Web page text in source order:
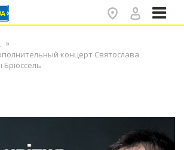
концерт Святослава
Брюссель